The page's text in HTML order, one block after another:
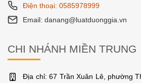
Điện thoại: 0585978999
Email: danang@luatduonggia.vn
CHI NHÁNH MIỀN TRUNG
Địa chỉ: 67 Trần Xuân Lê, phường